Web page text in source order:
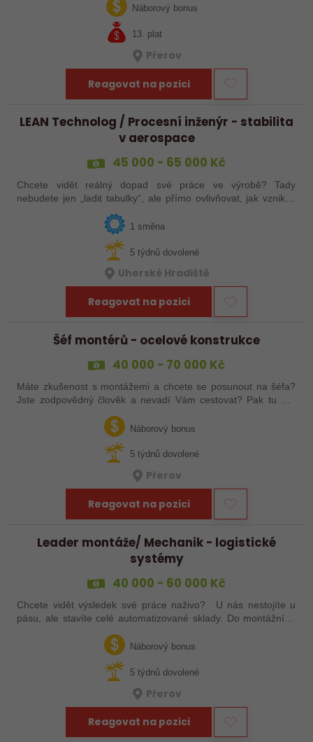
Náborový bonus
13. plat
Přerov
Reagovat na pozici
LEAN Technolog / Procesní inženýr - stabilita
v aerospace
45 000 - 65 000 Kč
Chcete vidět reálný dopad své práce ve výrobě? Tady
nebudete jen „ladit tabulky“, ale přímo ovlivňovat, jak vznikají
špičkové produkty pro letectví, obrněnou techniku nebo
dopravní systémy. Hledáme…
1 směna
5 týdnů dovolené
Uherské Hradiště
Reagovat na pozici
Šéf montérů - ocelové konstrukce
40 000 - 70 000 Kč
Máte zkušenost s montážemi a chcete se posunout na šéfa?
Jste zodpovědný člověk a nevadí Vám cestovat? Pak tu pro
Náborový bonus
5 týdnů dovolené
Přerov
Reagovat na pozici
Leader montáže/ Mechanik - logistické
systémy
40 000 - 60 000 Kč
Chcete vidět výsledek své práce naživo? U nás nestojíte u
pásu, ale stavíte celé automatizované sklady. Do montážního
Náborový bonus
5 týdnů dovolené
Přerov
Reagovat na pozici